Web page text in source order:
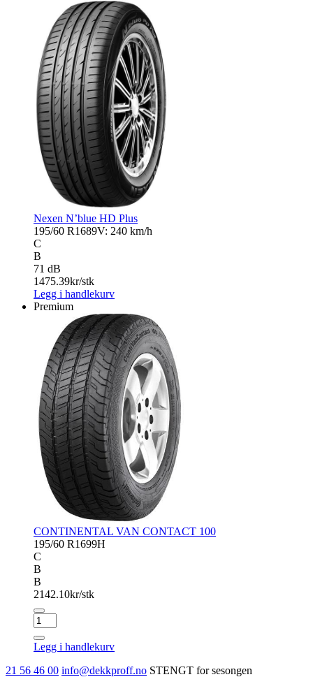
Nexen N’blue HD Plus
195/60 R1689V: 240 km/h
C
B
71 dB
1475.39kr/stk
Legg i handlekurv
Premium
CONTINENTAL VAN CONTACT 100
195/60 R1699H
C
B
B
2142.10kr/stk
CONTINENTAL
VAN
CONTACT
100
antall
Legg i handlekurv
21 56 46 00 info@dekkproff.no STENGT for sesongen